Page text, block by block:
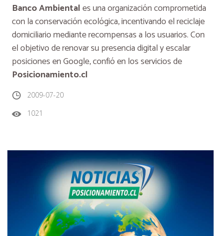
Banco Ambientales una organización comprometida
con la conservación ecológica, incentivando el reciclaje
domiciliario mediante recompensas a los usuarios. Con
el objetivo de renovar su presencia digital y escalar
posiciones en Google, confió en los servicios de
Posicionamiento.cl
2009-07-20
1021